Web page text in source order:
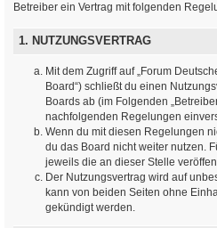
Betreiber ein Vertrag mit folgenden
1. NUTZUNGSVERTRAG
Mit dem Zugriff auf „Forum
Board“) schließt du einen
Boards ab (im Folgenden
nachfolgenden Regelungen
Wenn du mit diesen Regelungen
du das Board nicht weiter nutzen.
jeweils die an dieser Stelle
Der Nutzungsvertrag wird auf
kann von beiden Seiten ohne
gekündigt werden.